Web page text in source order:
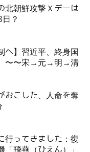
北朝鮮攻撃Ｘデーは
？
へ】習近平、終身国
〜〜宋→元→明→清
おこした、人命を奪
行ってきました：復
「飛燕（ひえん）」